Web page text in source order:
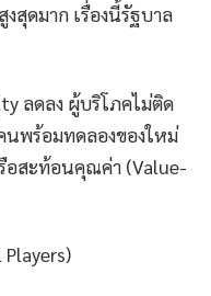
สุดมาก เรื่องนี้รัฐบาล
ลดลง ผู้บริโภคไม่ติด
พร้อมทดลองของใหม่
อสะท้อนคุณค่า (Value-